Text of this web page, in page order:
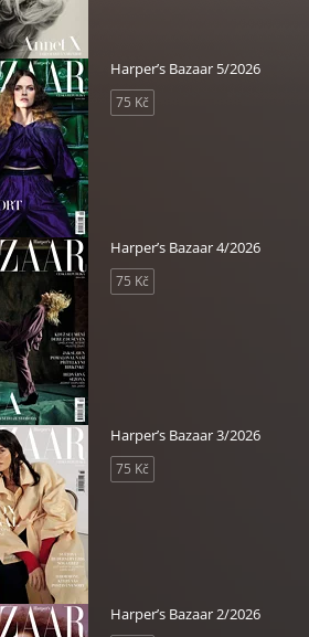
Harper’s Bazaar 5/2026
75 Kč
Harper’s Bazaar 4/2026
75 Kč
Harper’s Bazaar 3/2026
75 Kč
Harper’s Bazaar 2/2026